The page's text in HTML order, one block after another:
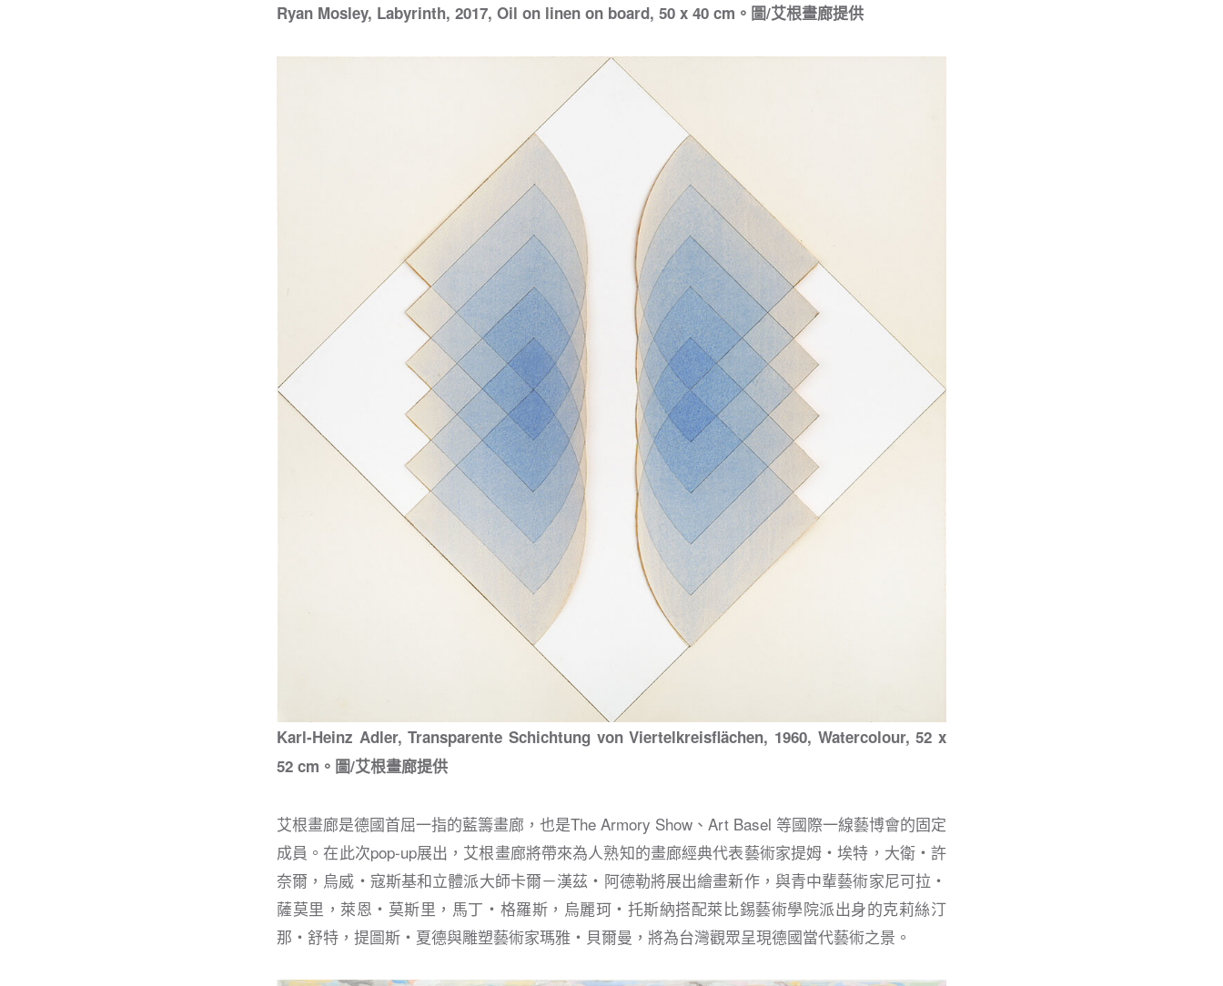
Ryan Mosley, Labyrinth, 2017, Oil on linen on board, 50 x 40 cm。圖/艾根畫廊提供
Karl-Heinz Adler, Transparente Schichtung von Viertelkreisflächen, 1960, Watercolour, 52 x
52 cm。圖/艾根畫廊提供
艾根畫廊是德國首屈一指的藍籌畫廊，也是The Armory Show、Art Basel 等國際一線藝博會的固定
成員。在此次pop-up展出，艾根畫廊將帶來為⼈熟知的畫廊經典代表藝術家提姆・埃特，大衛・許
奈爾，烏威・寇斯基和立體派大師卡爾－漢茲・阿德勒將展出繪畫新作，與青中輩藝術家尼可拉・
薩莫里，萊恩・莫斯⾥，⾺丁・格羅斯，烏麗珂・托斯納搭配萊比錫藝術學院派出⾝的克莉絲汀
那・舒特，提圖斯・夏德與雕塑藝術家瑪雅・貝爾曼，將為台灣觀眾呈現德國當代藝術之景。